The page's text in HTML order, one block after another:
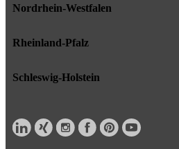
Nordrhein-Westfalen
Rheinland-Pfalz
Schleswig-Holstein